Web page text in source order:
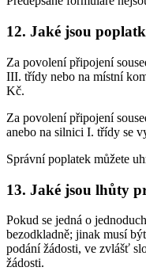
12. Jaké jsou
Za povolení připojení
III. třídy nebo na místní
Kč.
Za povolení připojení
anebo na silnici I. třídy se
Správní poplatek můžete
13. Jaké jsou lhůty
Pokud se jedná o
bezodkladně; jinak musí
podání žádosti, ve zvlášť
žádosti.